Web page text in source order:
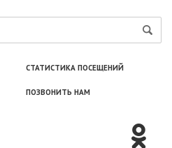
СТАТИСТИКА ПОСЕЩЕНИЙ
ПОЗВОНИТЬ НАМ